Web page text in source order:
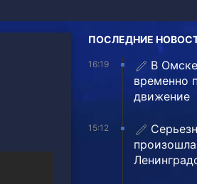
ПОСЛЕДНИЕ
16:19
В
временно
движение
15:12